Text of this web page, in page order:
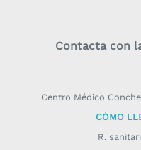
Contacta con
Centro Médico
CÓMO
R.